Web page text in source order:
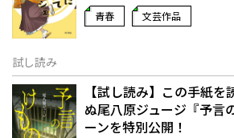
青春 文芸作品
試し読み
【試し読み】この手紙
ぬ――尾八原ジュージ『予
ーンを特別公開！